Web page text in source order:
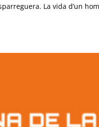
La vida d’un